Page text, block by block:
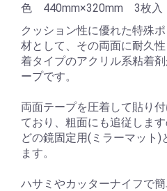
色 440mm×320mm 3枚入
クッション性に優れた特殊
材として、その両面に耐久
着タイプのアクリル系粘着
ープです。
両面テープを圧着して貼り
ており、粗面にも追従しま
どの鏡固定用(ミラーマット)
ます。
ハサミやカッターナイフで